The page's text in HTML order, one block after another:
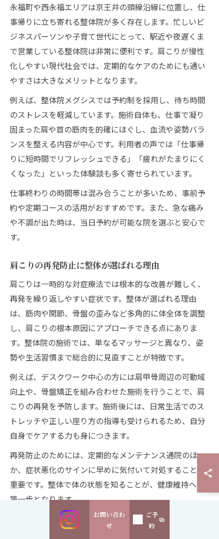
永福町や西永福エリアは京王井の頭線沿線に位置し、仕
事帰りに立ち寄れる整体院が多く存在します。忙しいビ
ジネスパーソンや子育て世代にとって、駅近や夜遅くま
で営業している整体院は非常に便利です。肩こりが慢性
化しやすい現代社会では、定期的なケアのためにも通い
やすさは大きなメリットとなります。
例えば、整体院メグシスでは予約制を採用し、待ち時間
のストレスを軽減しています。施術自体も、仕事で凝り
固まった肩や首の筋肉を的確にほぐし、血流や姿勢バラ
ンスを整える内容が中心です。利用者の声では「仕事帰
りに短時間でリフレッシュできる」「疲れがたまりにく
くなった」といった体験談も多く寄せられています。
仕事終わりの時間帯は混み合うことが多いため、事前予
約や定期コースの活用がおすすめです。また、急な痛み
や不調が出た時は、当日予約が可能な院を選ぶと安心で
す。
肩こりの再発防止に整体が選ばれる理由
肩こりは一時的な対症療法では根本的な改善が難しく、
再発を繰り返しやすい症状です。整体が選ばれる理由
は、筋肉や関節、骨盤の歪みなど多角的に体全体を調整
し、肩こりの根本原因にアプローチできる点にありま
す。整体院の施術では、単なるマッサージと異なり、姿
勢や生活習慣まで総合的に見直すことが特徴です。
例えば、デスクワーク中心の方には肩甲骨周辺の可動域
向上や、骨盤矯正を組み合わせた施術を行うことで、肩
こりの再発を予防します。施術後には、日常生活でのス
トレッチや正しい座り方の指導も受けられるため、自分
自身でケアする力も身につきます。
再発防止のためには、定期的なメンテナンス通院のほ
か、症状悪化のサインに早めに気付いて対処することも
重要です。整体で体の状態を知ることが、健康維持への
第一歩となります。
永福で肩こり専門整体を選ぶメリット
お問い合わ
せ
ご予
約